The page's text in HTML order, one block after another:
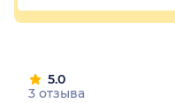
5.0
3 отзыва